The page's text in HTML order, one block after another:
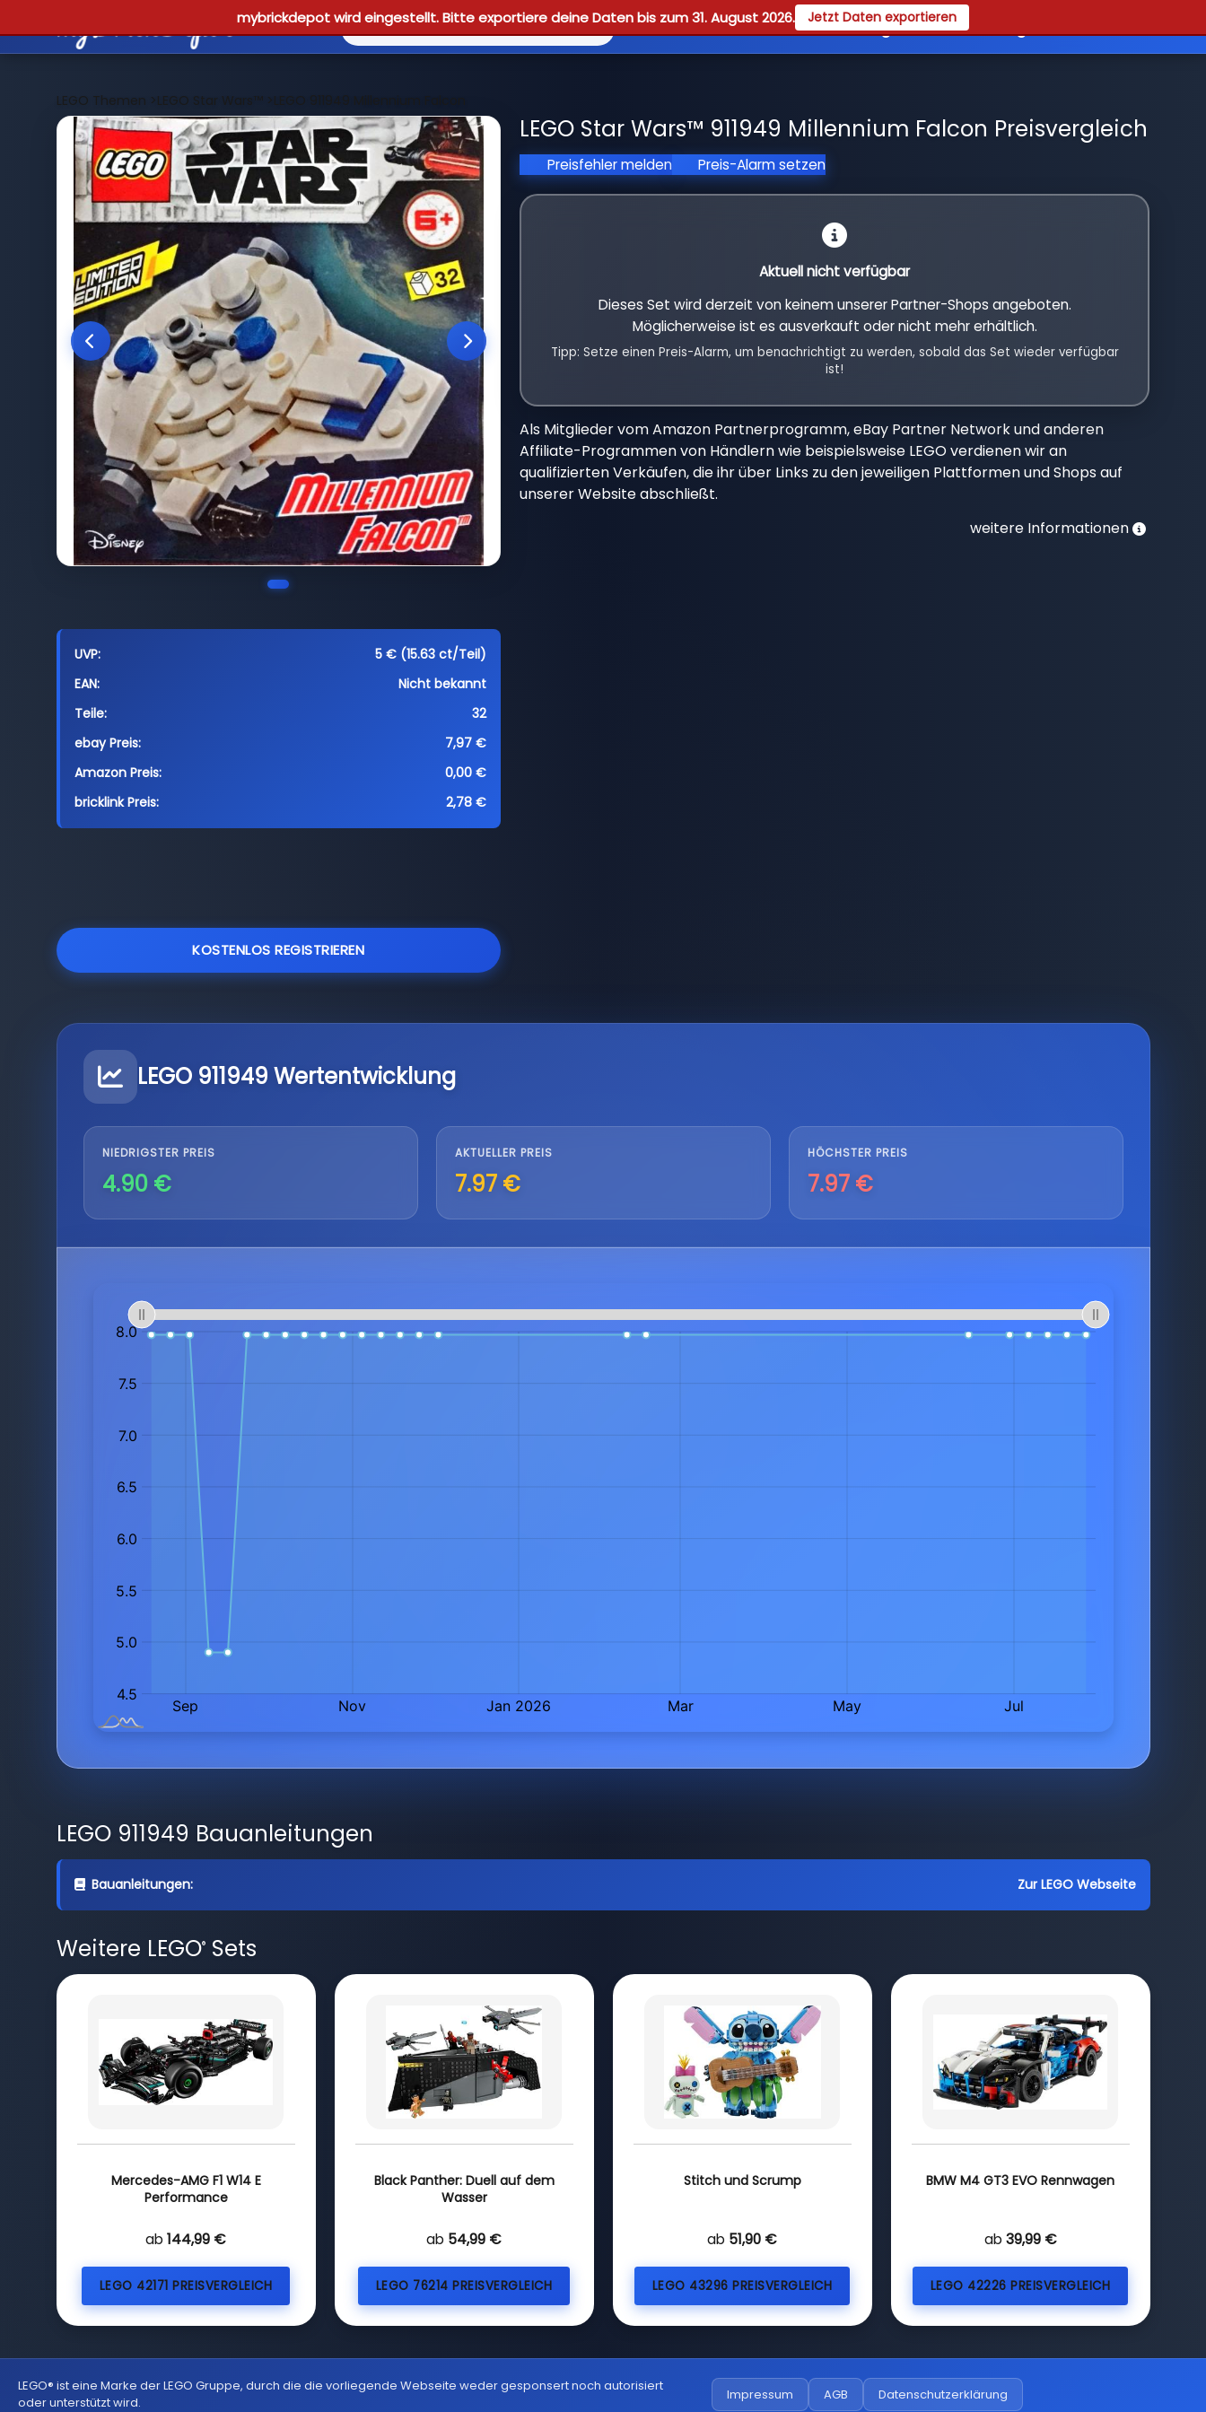
mybrickdepot wird eingestellt. Bitte exportiere deine Daten bis zum 31. August 2026. Jetzt Daten exportieren
Reviews Guides Registrieren
LEGO Themen >LEGO Star Wars™>LEGO 911949 Millennium Falcon
UVP:
5 € (15.63 ct/Teil)
EAN:
Nicht bekannt
Teile:
32
ebay Preis:
7,97 €
Amazon Preis:
0,00 €
bricklink Preis:
2,78 €
KOSTENLOS REGISTRIEREN
LEGO Star Wars™ 911949 Millennium Falcon Preisvergleich
Preisfehler melden Preis-Alarm setzen
Aktuell nicht verfügbar
Dieses Set wird derzeit von keinem unserer Partner-Shops angeboten.
Möglicherweise ist es ausverkauft oder nicht mehr erhältlich.
Tipp: Setze einen Preis-Alarm, um benachrichtigt zu werden, sobald das Set wieder verfügbar
ist!
Als Mitglieder vom Amazon Partnerprogramm, eBay Partner Network und anderen
Affiliate-Programmen von Händlern wie beispielsweise LEGO verdienen wir an
qualifizierten Verkäufen, die ihr über Links zu den jeweiligen Plattformen und Shops auf
unserer Website abschließt.
weitere Informationen
LEGO 911949 Wertentwicklung
NIEDRIGSTER PREIS
4.90 €
AKTUELLER PREIS
7.97 €
HÖCHSTER PREIS
7.97 €
LEGO 911949 Bauanleitungen
Bauanleitungen: Zur LEGO Webseite
Weitere LEGO®Sets
Mercedes-AMG F1 W14 E
Performance
ab 144,99 €
LEGO 42171 PREISVERGLEICH
Black Panther: Duell auf dem
Wasser
ab 54,99 €
LEGO 76214 PREISVERGLEICH
Stitch und Scrump
ab 51,90 €
LEGO 43296 PREISVERGLEICH
BMW M4 GT3 EVO Rennwagen
ab 39,99 €
LEGO 42226 PREISVERGLEICH
LEGO® ist eine Marke der LEGO Gruppe, durch die die vorliegende Webseite weder gesponsert noch autorisiert
oder unterstützt wird.
Impressum AGB Datenschutzerklärung